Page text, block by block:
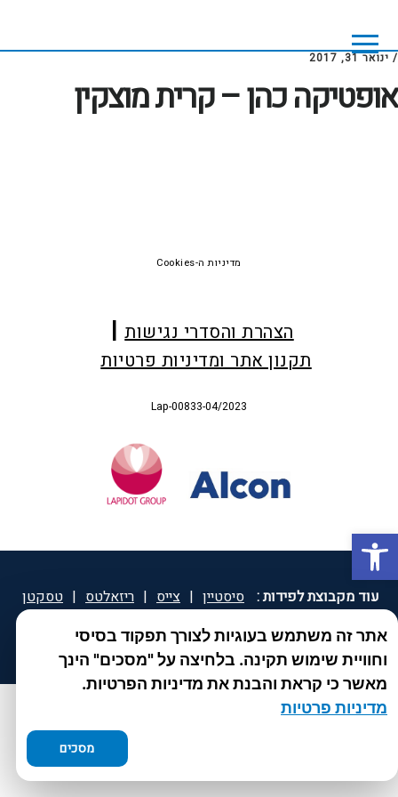
פתח סרגל נגישות
main
content
footer
/ ינואר 31, 2017
אופטיקה כהן – קרית מוצקין
הצהרת והסדרי נגישות
תקנון אתר ומדיניות פרטיות
Lap-00833-04/2023
מדיניות ה-Cookies
אתר זה משתמש בעוגיות לצורך תפקוד בסיסי
וחוויית שימוש תקינה. בלחיצה על "מסכים" הינך
מאשר כי קראת והבנת את מדיניות הפרטיות.
מדיניות פרטיות
מסכים
עוד מקבוצת לפידות : סיסטיין | צייס | ריזאלטס | טסקטן
| ספאטון | ספיד גרון | יוטיפרו פלוס | קוקידנט |
DROPsept ®